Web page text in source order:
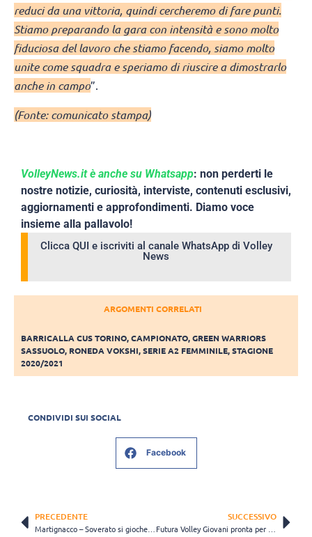
reduci da una vittoria, quindi cercheremo di fare punti.
Stiamo preparando la gara con intensità e sono molto
fiduciosa del lavoro che stiamo facendo, siamo molto
unite come squadra e speriamo di riuscire a dimostrarlo
anche in campo”.
(Fonte: comunicato stampa)
VolleyNews.it è anche su Whatsapp: non perderti le
nostre notizie, curiosità, interviste, contenuti esclusivi,
aggiornamenti e approfondimenti. Diamo voce
insieme alla pallavolo!
Clicca QUI e iscriviti al canale WhatsApp di Volley
News
ARGOMENTI CORRELATI
BARRICALLA CUS TORINO,CAMPIONATO,GREEN WARRIORS
SASSUOLO, RONEDA VOKSHI,SERIE A2 FEMMINILE,STAGIONE
2020/2021
CONDIVIDI SUI SOCIAL
Facebook
PRECEDENTE SUCCESSIVO